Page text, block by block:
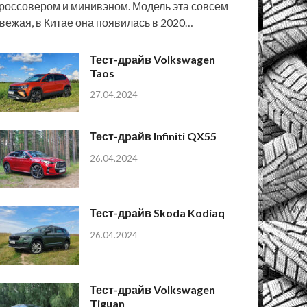
и минивэном. Модель эта совсем
в Китае она появилась в 2020…
Тест-драйв Volkswagen
Taos
27.04.2024
Тест-драйв Infiniti QX55
26.04.2024
Тест-драйв Skoda Kodiaq
26.04.2024
Тест-драйв Volkswagen
Tiguan